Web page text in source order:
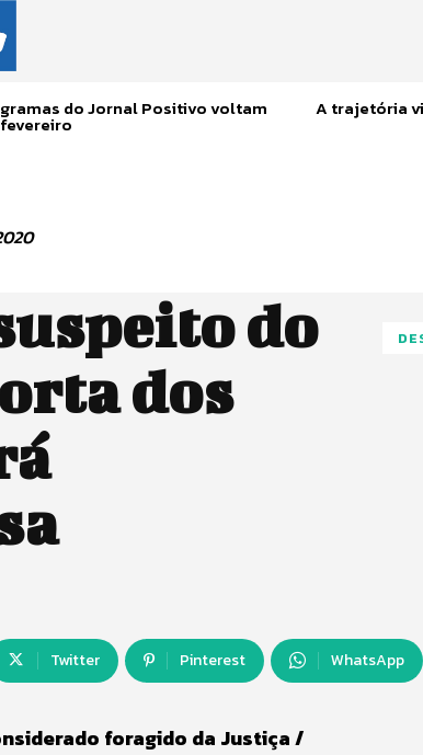
do Jornal Positivo voltam A trajetória
do
dos
Twitter Pinterest WhatsApp
foragido da Justiça /